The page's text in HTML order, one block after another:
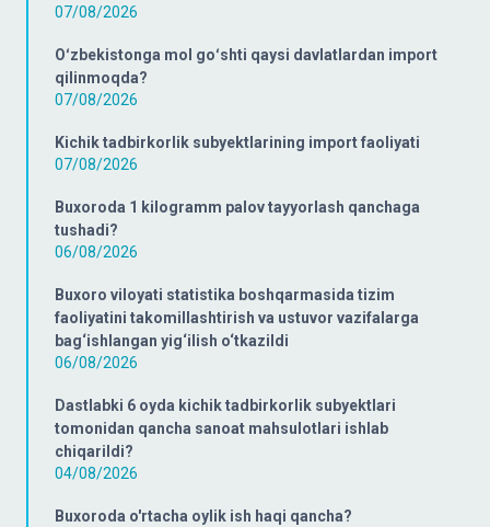
07/08/2026
Oʻzbekistonga mol goʻshti qaysi davlatlardan import
qilinmoqda?
07/08/2026
Kichik tadbirkorlik subyektlarining import faoliyati
07/08/2026
Buxoroda 1 kilogramm palov tayyorlash qanchaga
tushadi?
06/08/2026
Buxoro viloyati statistika boshqarmasida tizim
faoliyatini takomillashtirish va ustuvor vazifalarga
bag‘ishlangan yig‘ilish o‘tkazildi
06/08/2026
Dastlabki 6 oyda kichik tadbirkorlik subyektlari
tomonidan qancha sanoat mahsulotlari ishlab
chiqarildi?
04/08/2026
Buxoroda o'rtacha oylik ish haqi qancha?